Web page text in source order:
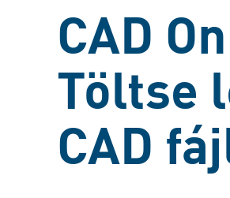
CAD
Töltse
CAD